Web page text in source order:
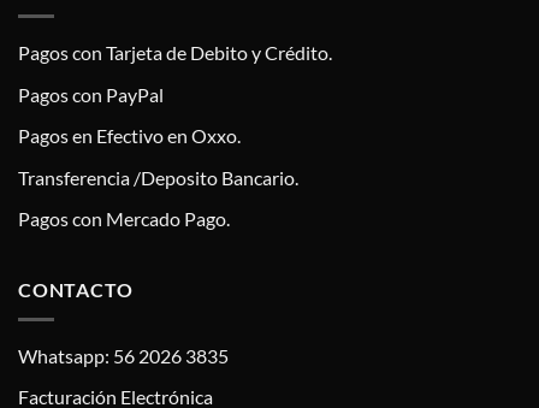
Pagos con Tarjeta de Debito y Crédito.
Pagos con PayPal
Pagos en Efectivo en Oxxo.
Transferencia /Deposito Bancario.
Pagos con Mercado Pago.
CONTACTO
Whatsapp: 56 2026 3835
Facturación Electrónica